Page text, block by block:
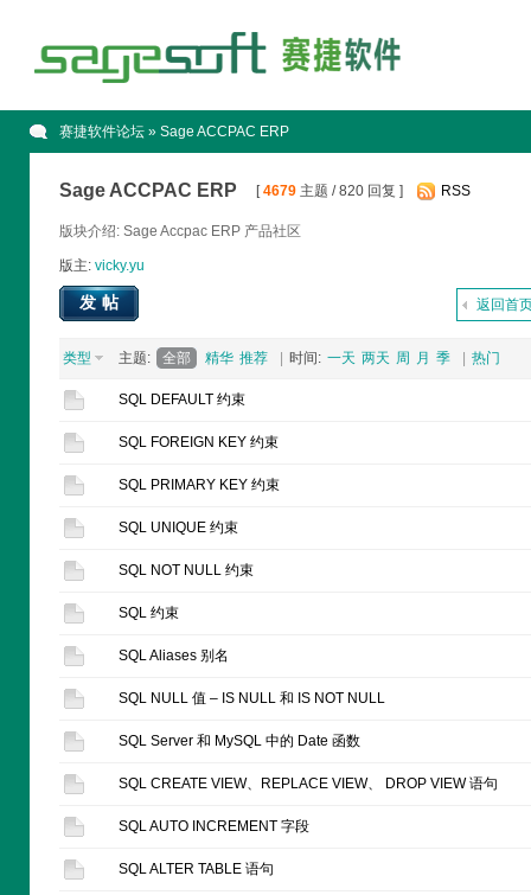
赛捷软件论坛» Sage ACCPAC ERP
Sage ACCPAC ERP [4679主题 / 820 回复 ] RSS
版块介绍: Sage Accpac ERP 产品社区
版主: vicky.yu
返回首
发帖
类型 主题: 全部 精华 推荐 时间: 一天 两天 周 月 季 热门
SQL DEFAULT 约束
SQL FOREIGN KEY 约束
SQL PRIMARY KEY 约束
SQL UNIQUE 约束
SQL NOT NULL 约束
SQL 约束
SQL Aliases 别名
SQL NULL 值 – IS NULL 和 IS NOT NULL
SQL Server 和 MySQL 中的 Date 函数
SQL CREATE VIEW、REPLACE VIEW、 DROP VIEW 语句
SQL AUTO INCREMENT 字段
SQL ALTER TABLE 语句